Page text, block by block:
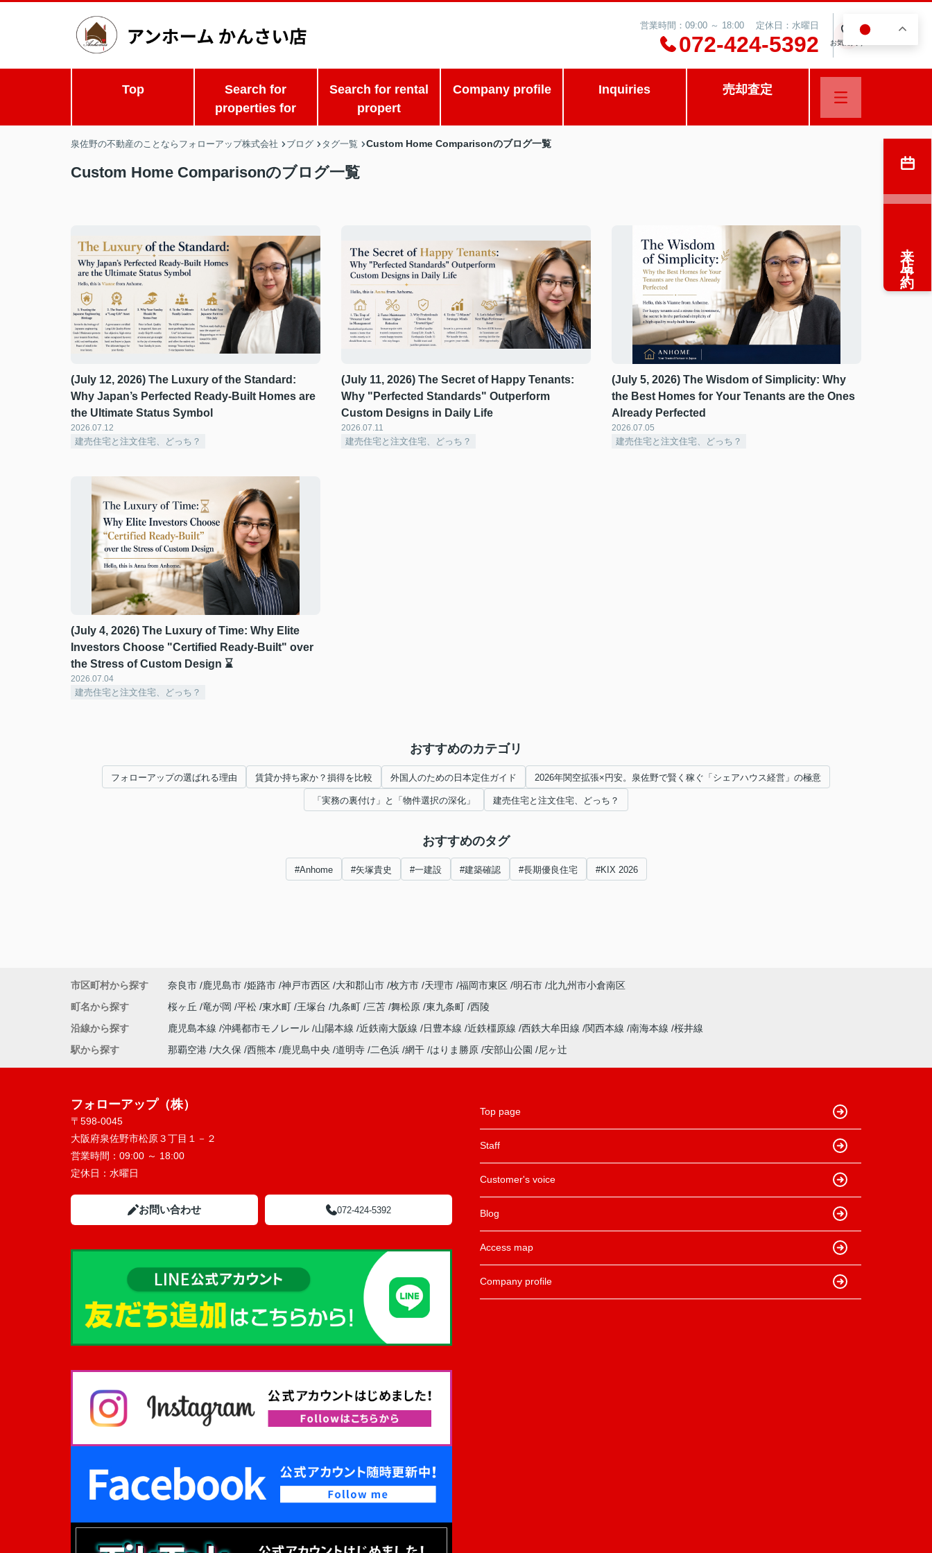
営業時間：09:00 ～ 18:00 定休日：水曜日
072-424-5392 お気に入り
Top
Search for
properties for
Search for rental
propert
Company profile Inquiries 売却査定
泉佐野の不動産のことならフォローアップ株式会社 ブログ タグ一覧 Custom Home Comparisonのブログ一覧
Custom Home Comparisonのブログ一覧
(July 12, 2026) The Luxury of the Standard:
Why Japan’s Perfected Ready-Built Homes are
the Ultimate Status Symbol
2026.07.12
建売住宅と注文住宅、どっち？
(July 11, 2026) The Secret of Happy Tenants:
Why "Perfected Standards" Outperform
Custom Designs in Daily Life
2026.07.11
建売住宅と注文住宅、どっち？
(July 5, 2026) The Wisdom of Simplicity: Why
the Best Homes for Your Tenants are the Ones
Already Perfected ️
2026.07.05
建売住宅と注文住宅、どっち？
(July 4, 2026) The Luxury of Time: Why Elite
Investors Choose "Certified Ready-Built" over
the Stress of Custom Design ⌛
2026.07.04
建売住宅と注文住宅、どっち？
おすすめのカテゴリ
フォローアップの選ばれる理由 賃貸か持ち家か？損得を比較 外国人のための日本定住ガイド 2026年関空拡張×円安。泉佐野で賢く稼ぐ「シェアハウス経営」の極意
「実務の裏付け」と「物件選択の深化」 建売住宅と注文住宅、どっち？
おすすめのタグ
#Anhome #矢塚貴史 #一建設 #建築確認 #長期優良住宅 #KIX 2026
来店予約
市区町村から探す 奈良市 鹿児島市 姫路市 神戸市西区 大和郡山市 枚方市 天理市 福岡市東区 明石市 北九州市小倉南区
町名から探す
桜ヶ丘 竜が岡 平松 東水町 王塚台 九条町 三苫 舞松原 東九条町 西陵
沿線から探す
鹿児島本線 沖縄都市モノレール 山陽本線 近鉄南大阪線 日豊本線 近鉄橿原線 西鉄大牟田線 関西本線 南海本線 桜井線
駅から探す
那覇空港 大久保 西熊本 鹿児島中央 道明寺 二色浜 網干 はりま勝原 安部山公園 尼ヶ辻
フォローアップ（株）
〒598-0045
大阪府泉佐野市松原３丁目１－２
営業時間： 09:00 ～ 18:00
定休日： 水曜日
お問い合わせ 072-424-5392
Top page
Staff
Customer's voice
Blog
Access map
Company profile